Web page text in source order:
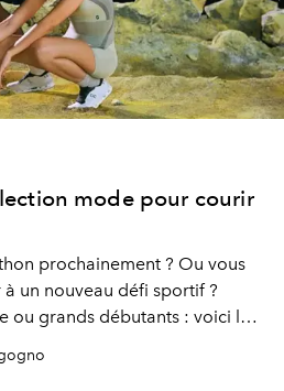
mode pour courir
prochainement ? Ou vous
un nouveau défi sportif ?
ou grands débutants : voici les
stylés qui élèveront votre
session de running.